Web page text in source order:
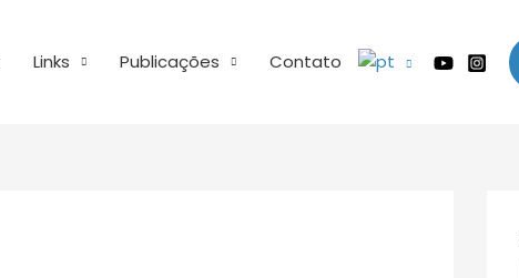
Links Publicações Contato